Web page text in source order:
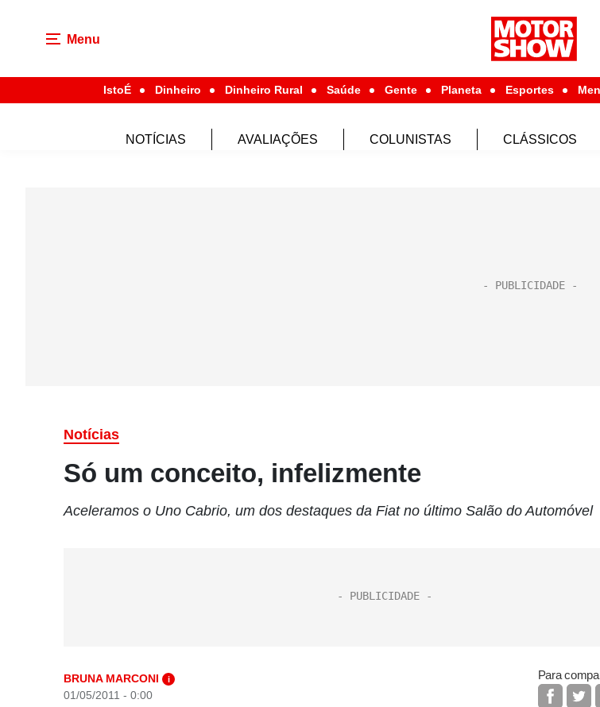
Menu
IstoÉ Dinheiro Dinheiro Rural Saúde Gente Planeta Esportes
NOTÍCIAS AVALIAÇÕES COLUNISTAS CLÁSSICOS
Notícias
Só um conceito, infelizmente
Aceleramos o Uno Cabrio, um dos destaques da Fiat no último Salão do Automóvel
BRUNA MARCONI i
01/05/2011 - 0:00
Para